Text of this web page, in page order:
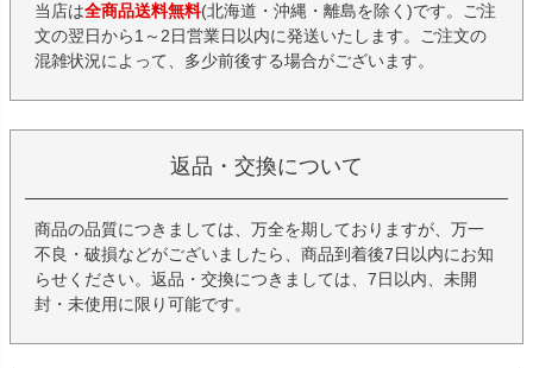
当店は全商品送料無料(北海道・沖縄・離島を除く)です。ご注
文の翌日から1～2日営業日以内に発送いたします。ご注文の
混雑状況によって、多少前後する場合がございます。
返品・交換について
商品の品質につきましては、万全を期しておりますが、万一
不良・破損などがございましたら、商品到着後7日以内にお知
らせください。返品・交換につきましては、7日以内、未開
封・未使用に限り可能です。